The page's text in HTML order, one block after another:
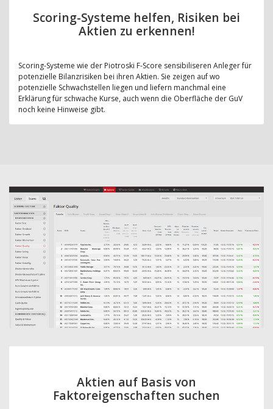
Scoring-Systeme helfen, Risiken bei
Aktien zu erkennen!
Scoring-Systeme wie der Piotroski F-Score sensibiliseren Anleger für
potenzielle Bilanzrisiken bei ihren Aktien. Sie zeigen auf wo
potenzielle Schwachstellen liegen und liefern manchmal eine
Erklärung für schwache Kurse, auch wenn die Oberfläche der GuV
noch keine Hinweise gibt.
Aktien auf Basis von
Faktoreigenschaften suchen